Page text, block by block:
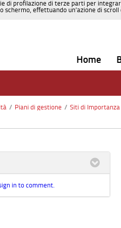
di profilazione di terze parti per
schermo, effettuando un’azione di
Home
/ Piani di gestione / Siti di Importanza
in to comment.